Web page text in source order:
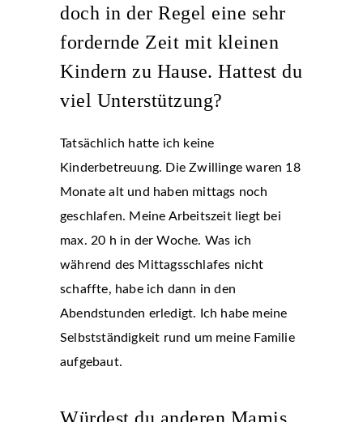
doch in der Regel eine sehr
fordernde Zeit mit kleinen
Kindern zu Hause. Hattest du
viel Unterstützung?
Tatsächlich hatte ich keine
Kinderbetreuung. Die Zwillinge waren 18
Monate alt und haben mittags noch
geschlafen. Meine Arbeitszeit liegt bei
max. 20 h in der Woche. Was ich
während des Mittagsschlafes nicht
schaffte, habe ich dann in den
Abendstunden erledigt. Ich habe meine
Selbstständigkeit rund um meine Familie
aufgebaut.